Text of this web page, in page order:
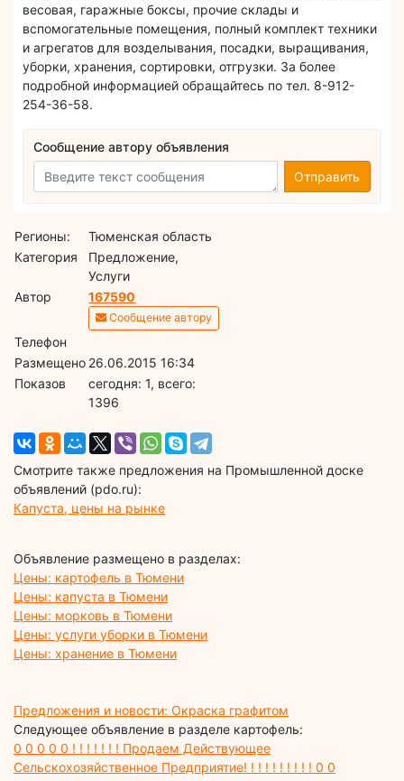
весовая, гаражные боксы, прочие склады и
вспомогательные помещения, полный комплект техники
и агрегатов для возделывания, посадки, выращивания,
уборки, хранения, сортировки, отгрузки. За более
подробной информацией обращайтесь по тел. 8-912-
254-36-58.
Сообщение автору объявления
Отправить
Регионы:
Тюменская область
Категория
Предложение,
Услуги
Автор
167590
Сообщение автору
Телефон
Размещено 26.06.2015 16:34
Показов
cегодня: 1, всего:
1396
Смотрите также предложения на Промышленной доске
объявлений (pdo.ru):
Капуста, цены на рынке
Объявление размещено в разделах:
Цены: картофель в Тюмени
Цены: капуста в Тюмени
Цены: морковь в Тюмени
Цены: услуги уборки в Тюмени
Цены: хранение в Тюмени
Предложения и новости: Окраска графитом
Следующее объявление в разделе картофель:
0 0 0 0 0 ! ! ! ! ! ! ! Продаем Действующее
Сельскохозяйственное Предприятие! ! ! ! ! ! ! ! ! ! 0 0